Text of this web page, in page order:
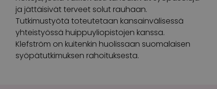
ja jättäisivät terveet solut rauhaan.
Tutkimustyötä toteutetaan kansainvälisessä
yhteistyössä huippuyliopistojen kanssa.
Klefström on kuitenkin huolissaan suomalaisen
syöpätutkimuksen rahoituksesta.